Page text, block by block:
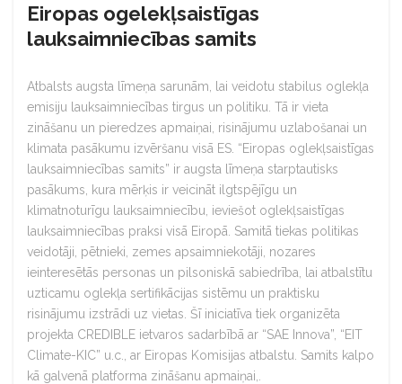
Eiropas ogelekļsaistīgas
lauksaimniecības samits
Atbalsts augsta līmeņa sarunām, lai veidotu stabilus oglekļa
emisiju lauksaimniecības tirgus un politiku. Tā ir vieta
zināšanu un pieredzes apmaiņai, risinājumu uzlabošanai un
klimata pasākumu izvēršanu visā ES. “Eiropas oglekļsaistīgas
lauksaimniecības samits” ir augsta līmeņa starptautisks
pasākums, kura mērķis ir veicināt ilgtspējīgu un
klimatnoturīgu lauksaimniecību, ieviešot oglekļsaistīgas
lauksaimniecības praksi visā Eiropā. Samitā tiekas politikas
veidotāji, pētnieki, zemes apsaimniekotāji, nozares
ieinteresētās personas un pilsoniskā sabiedrība, lai atbalstītu
uzticamu oglekļa sertifikācijas sistēmu un praktisku
risinājumu izstrādi uz vietas. Šī iniciatīva tiek organizēta
projekta CREDIBLE ietvaros sadarbībā ar “SAE Innova”, “EIT
Climate-KIC” u.c., ar Eiropas Komisijas atbalstu. Samits kalpo
kā galvenā platforma zināšanu apmaiņai,.